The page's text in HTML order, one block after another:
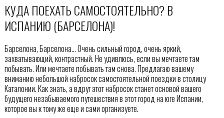
КУДА ПОЕХАТЬ САМОСТОЯТЕЛЬНО? В
ИСПАНИЮ (БАРСЕЛОНА)!
Барселона, Барселона… Очень сильный город, очень яркий,
захватывающий, контрастный. Не удивлюсь, если вы мечтаете там
побывать. Или мечтаете побывать там снова. Предлагаю вашему
вниманию небольшой набросок самостоятельной поездки в столицу
Каталонии. Как знать, а вдруг этот набросок станет основой вашего
будущего незабываемого путешествия в этот город на юге Испании,
которое вы к тому же еще и сами организуете.